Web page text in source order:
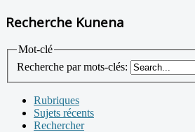
Recherche Kunena
Mot-clé
Recherche par mots-clés:
Rubriques
Sujets récents
Rechercher